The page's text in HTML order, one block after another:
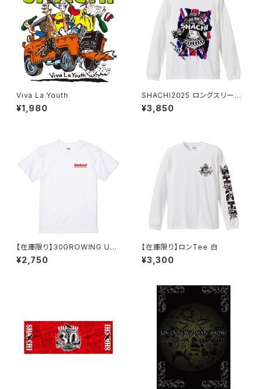
Viva La Youth
¥1,980
SHACHI2025 ロングスリーブ
シャツ 白
¥3,850
【在庫限り】30GROWING UP
¥2,750
【在庫限り】ロンTee 白
¥3,300